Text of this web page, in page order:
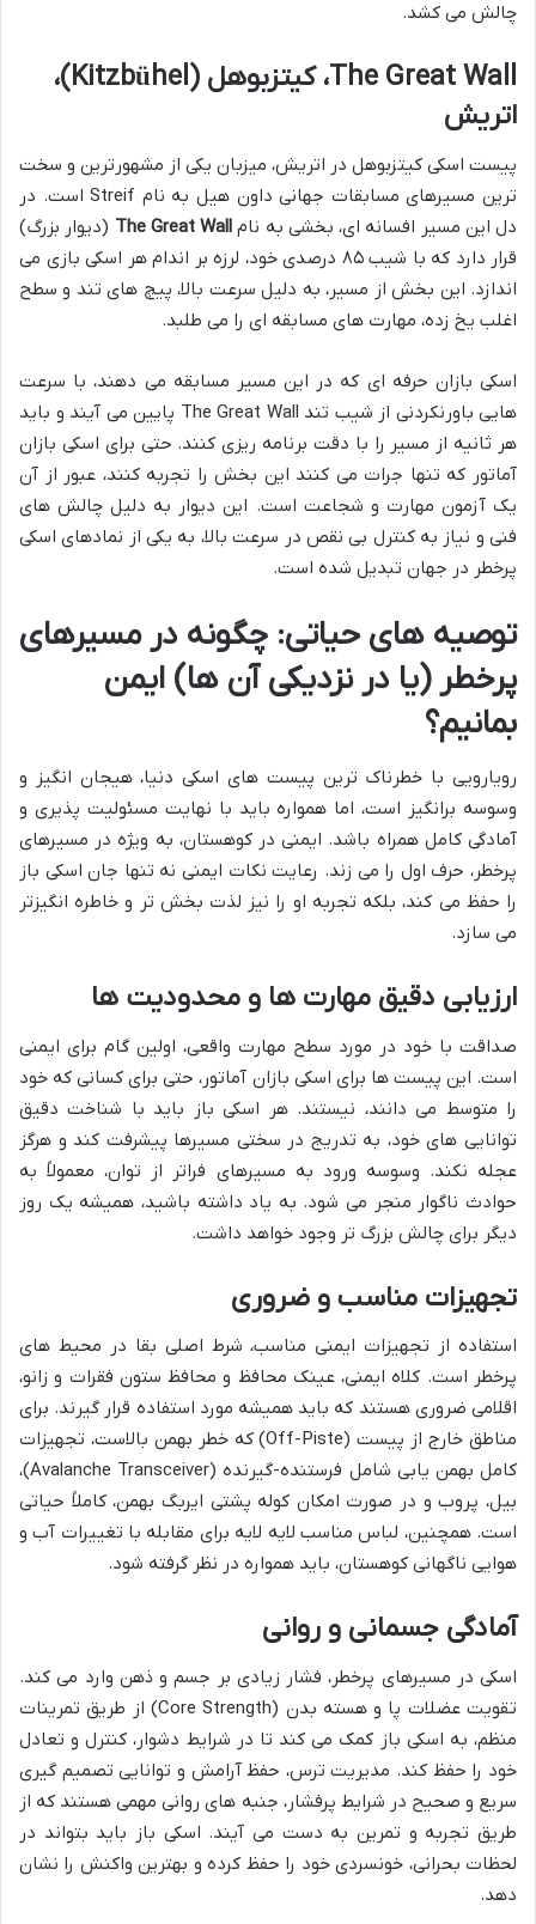
چالش می کشد.
The Great Wall، کیتزبوهل (Kitzbühel)،
اتریش
پیست اسکی کیتزبوهل در اتریش، میزبان یکی از مشهورترین و سخت
ترین مسیرهای مسابقات جهانی داون هیل به نام Streif است. در
دل این مسیر افسانه ای، بخشی به نام The Great Wall (دیوار بزرگ)
قرار دارد که با شیب ۸۵ درصدی خود، لرزه بر اندام هر اسکی بازی می
اندازد. این بخش از مسیر، به دلیل سرعت بالا، پیچ های تند و سطح
اغلب یخ زده، مهارت های مسابقه ای را می طلبد.
اسکی بازان حرفه ای که در این مسیر مسابقه می دهند، با سرعت
هایی باورنکردنی از شیب تند The Great Wall پایین می آیند و باید
هر ثانیه از مسیر را با دقت برنامه ریزی کنند. حتی برای اسکی بازان
آماتور که تنها جرات می کنند این بخش را تجربه کنند، عبور از آن
یک آزمون مهارت و شجاعت است. این دیوار به دلیل چالش های
فنی و نیاز به کنترل بی نقص در سرعت بالا، به یکی از نمادهای اسکی
پرخطر در جهان تبدیل شده است.
توصیه های حیاتی: چگونه در مسیرهای
پرخطر (یا در نزدیکی آن ها) ایمن
بمانیم؟
رویارویی با خطرناک ترین پیست های اسکی دنیا، هیجان انگیز و
وسوسه برانگیز است، اما همواره باید با نهایت مسئولیت پذیری و
آمادگی کامل همراه باشد. ایمنی در کوهستان، به ویژه در مسیرهای
پرخطر، حرف اول را می زند. رعایت نکات ایمنی نه تنها جان اسکی باز
را حفظ می کند، بلکه تجربه او را نیز لذت بخش تر و خاطره انگیزتر
می سازد.
ارزیابی دقیق مهارت ها و محدودیت ها
صداقت با خود در مورد سطح مهارت واقعی، اولین گام برای ایمنی
است. این پیست ها برای اسکی بازان آماتور، حتی برای کسانی که خود
را متوسط می دانند، نیستند. هر اسکی باز باید با شناخت دقیق
توانایی های خود، به تدریج در سختی مسیرها پیشرفت کند و هرگز
عجله نکند. وسوسه ورود به مسیرهای فراتر از توان، معمولاً به
حوادث ناگوار منجر می شود. به یاد داشته باشید، همیشه یک روز
دیگر برای چالش بزرگ تر وجود خواهد داشت.
تجهیزات مناسب و ضروری
استفاده از تجهیزات ایمنی مناسب، شرط اصلی بقا در محیط های
پرخطر است. کلاه ایمنی، عینک محافظ و محافظ ستون فقرات و زانو،
اقلامی ضروری هستند که باید همیشه مورد استفاده قرار گیرند. برای
مناطق خارج از پیست (Off-Piste) که خطر بهمن بالاست، تجهیزات
کامل بهمن یابی شامل فرستنده-گیرنده (Avalanche Transceiver)،
بیل، پروب و در صورت امکان کوله پشتی ایربگ بهمن، کاملاً حیاتی
است. همچنین، لباس مناسب لایه لایه برای مقابله با تغییرات آب و
هوایی ناگهانی کوهستان، باید همواره در نظر گرفته شود.
آمادگی جسمانی و روانی
اسکی در مسیرهای پرخطر، فشار زیادی بر جسم و ذهن وارد می کند.
تقویت عضلات پا و هسته بدن (Core Strength) از طریق تمرینات
منظم، به اسکی باز کمک می کند تا در شرایط دشوار، کنترل و تعادل
خود را حفظ کند. مدیریت ترس، حفظ آرامش و توانایی تصمیم گیری
سریع و صحیح در شرایط پرفشار، جنبه های روانی مهمی هستند که از
طریق تجربه و تمرین به دست می آیند. اسکی باز باید بتواند در
لحظات بحرانی، خونسردی خود را حفظ کرده و بهترین واکنش را نشان
دهد.